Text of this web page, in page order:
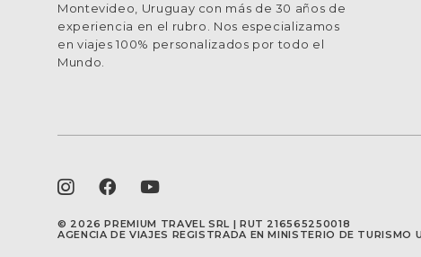
Montevideo, Uruguay con más de 30 años de
experiencia en el rubro. Nos especializamos
en viajes 100% personalizados por todo el
Mundo.
© 2026 PREMIUM TRAVEL SRL | RUT 216565250018
AGENCIA DE VIAJES REGISTRADA EN MINISTERIO DE TURISMO